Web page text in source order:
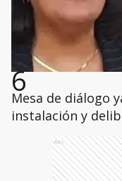
6
Mesa de diálogo
instalación y
Ads